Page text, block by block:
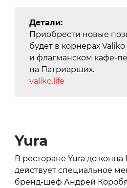
Детали:
Приобрести новые
будет в корнерах Valiko
и флагманском кафе-
на Патриарших.
valiko.life
Yura
В ресторане Yura до конца
действует специальное
бренд-шеф Андрей